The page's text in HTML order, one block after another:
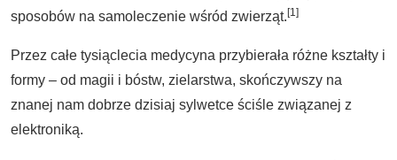
sposobów na samoleczenie wśród zwierząt. [1]
Przez całe tysiąclecia medycyna przybierała różne kształty i
formy – od magii i bóstw, zielarstwa, skończywszy na
znanej nam dobrze dzisiaj sylwetce ściśle związanej z
elektroniką.